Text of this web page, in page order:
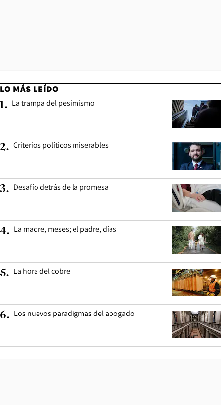
LO MÁS LEÍDO
1. La trampa del pesimismo
2. Criterios políticos miserables
3. Desafío detrás de la promesa
4. La madre, meses; el padre, días
5. La hora del cobre
6. Los nuevos paradigmas del abogado